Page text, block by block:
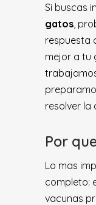
Si buscas
gatos ,
respuesta
mejor a tu
resolver la
Por
Lo mas
completo:
vacunas